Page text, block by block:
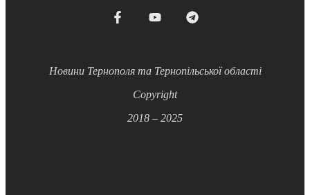
Новини Тернополя та Тернопільської області
Copyright
2018 – 2025